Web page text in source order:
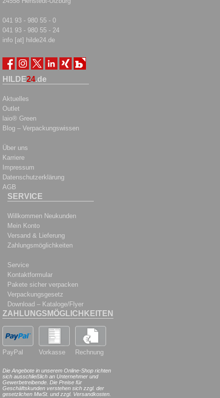
041 93 - 980 55 - 0
041 93 - 980 55 - 24
info [at] hilde24.de
HILDE24.de
Aktuelles
Outlet
laio® Green
Blog – Verpackungswissen
Über uns
Karriere
Impressum
Datenschutzerklärung
AGB
SERVICE
Willkommen Neukunden
Mein Konto
Versand & Lieferung
Zahlungsmöglichkeiten
Service
Kontaktformular
Pakete sicher verpacken
Verpackungsgesetz
Download – Kataloge/Flyer
ZAHLUNGSMÖGLICHKEITEN
PayPal Vorkasse Rechnung
Die Angebote in unserem Online-Shop richten
sich ausschließlich an Unternehmer und
Gewerbetreibende. Die Preise für
Geschäftskunden verstehen sich zzgl. der
gesetzlichen MwSt. und zzgl. Versandkosten.